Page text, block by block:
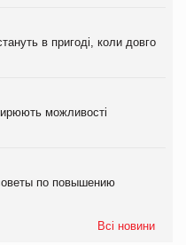
в пригоді, коли довго
можливості
по повышению
Всі новини